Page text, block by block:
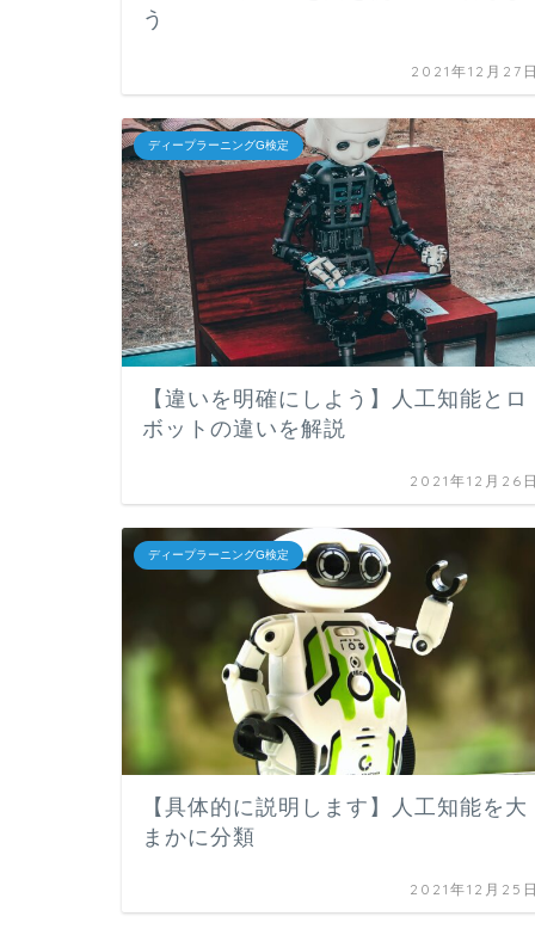
う
2021年12月27
ディープラーニングG検定
【違いを明確にしよう】人工知能とロ
ボットの違いを解説
2021年12月26
ディープラーニングG検定
【具体的に説明します】人工知能を大
まかに分類
2021年12月25